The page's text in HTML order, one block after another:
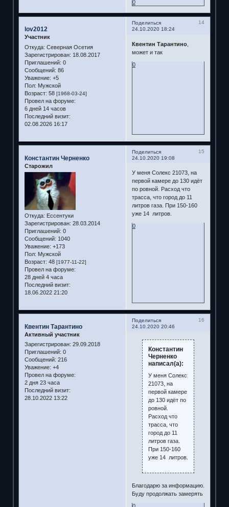
0
Поделиться
14
24.10.2020 18:24
lov2012
Участник
Откуда: Северная Осетия
Зарегистрирован: 18.08.2017
Приглашений: 0
Сообщений: 86
Уважение: +5
Пол: Мужской
Возраст: 58 [1968-03-24]
Провел на форуме:
6 дней 14 часов
Последний визит:
02.08.2026 16:17
Квентин Тарантино,
может и так
0
Поделиться
15
24.10.2020 19:08
Константин Черненко
Старожил
Откуда: Ессентуки
Зарегистрирован: 28.03.2014
Приглашений: 0
Сообщений: 1040
Уважение: +173
Пол: Мужской
Возраст: 48 [1977-11-22]
Провел на форуме:
28 дней 4 часа
Последний визит:
18.06.2022 21:20
У меня Солекс 21073, на
первой камере до 130 идёт
по ровной. Расход что
трасса, что город до 11
литров газа. При 150-160
уже 14 литров.
0
Поделиться
16
24.10.2020 20:46
Квентин Тарантино
Активный участник
Зарегистрирован: 29.09.2018
Приглашений: 0
Сообщений: 216
Уважение: +4
Провел на форуме:
2 дня 23 часа
Последний визит:
28.10.2022 13:22
Константин
Черненко
написал(а):
У меня Солекс
21073, на
первой камере
до 130 идёт по
ровной.
Расход что
трасса, что
город до 11
литров газа.
При 150-160
уже 14 литров.
Благодарю за информацию.
Буду продолжать замерять